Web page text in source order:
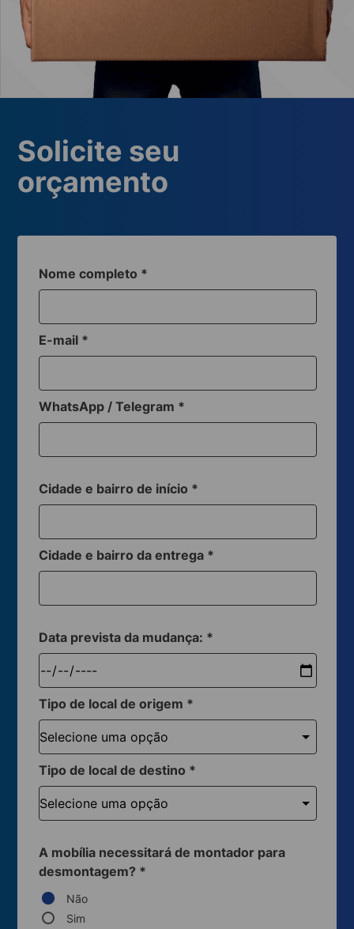
Solicite seu
orçamento
Nome completo *
E-mail *
WhatsApp / Telegram *
Cidade e bairro de início *
Cidade e bairro da entrega *
Data prevista da mudança: *
Tipo de local de origem *
Tipo de local de destino *
A mobília necessitará de montador para
desmontagem? *
Não
Sim